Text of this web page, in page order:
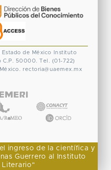
de México
Instituto
C.P. 50000. Tel. (01-722)
rectoria@uaemex.mx
ingreso de la científica y
Guerrero al Instituto